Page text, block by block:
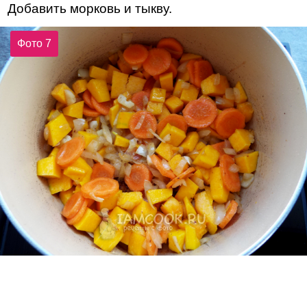
Добавить морковь и тыкву.
Фото 7